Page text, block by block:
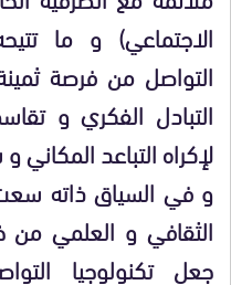
الاجتماعي) و ما
التواصل من فرصة
التبادل الفكري و
لإكراه التباعد
و في السياق ذاته
الثقافي و العلمي من
جعل تكنولوجيا